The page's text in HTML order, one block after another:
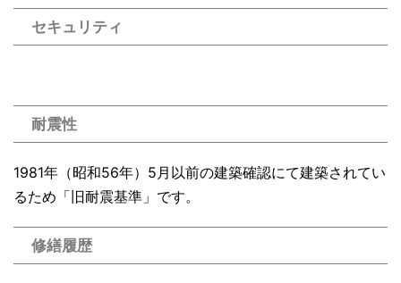
セキュリティ
耐震性
1981年（昭和56年）5月以前の建築確認にて建築されてい
るため「旧耐震基準」です。
修繕履歴